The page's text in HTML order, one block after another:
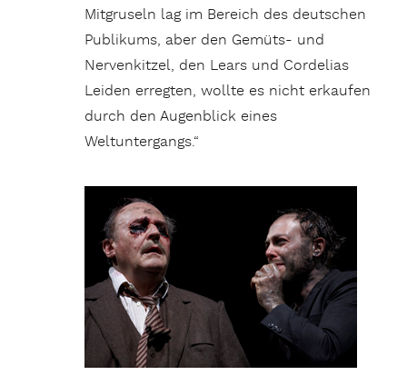
Mitgruseln lag im Bereich des deutschen
Publikums, aber den Gemüts- und
Nervenkitzel, den Lears und Cordelias
Leiden erregten, wollte es nicht erkaufen
durch den Augenblick eines
Weltuntergangs.“